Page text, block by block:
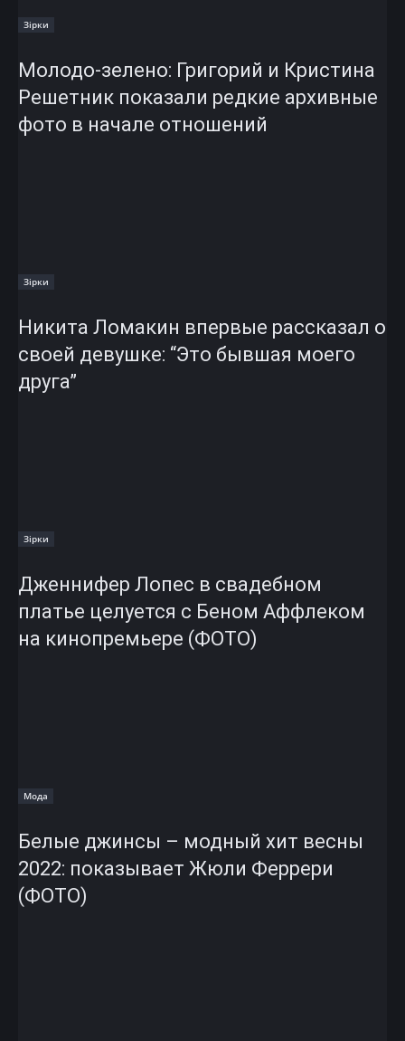
Зірки
Молодо-зелено: Григорий и Кристина
Решетник показали редкие архивные
фото в начале отношений
Зірки
Никита Ломакин впервые рассказал о
своей девушке: “Это бывшая моего
друга”
Зірки
Дженнифер Лопес в свадебном
платье целуется с Беном Аффлеком
на кинопремьере (ФОТО)
Мода
Белые джинсы – модный хит весны
2022: показывает Жюли Феррери
(ФОТО)